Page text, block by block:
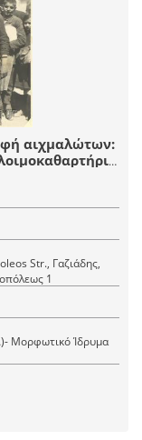
αιχμαλώτων:
Αθήνα, Mητροπόλεως 1
Μορφωτικό Ίδρυμα